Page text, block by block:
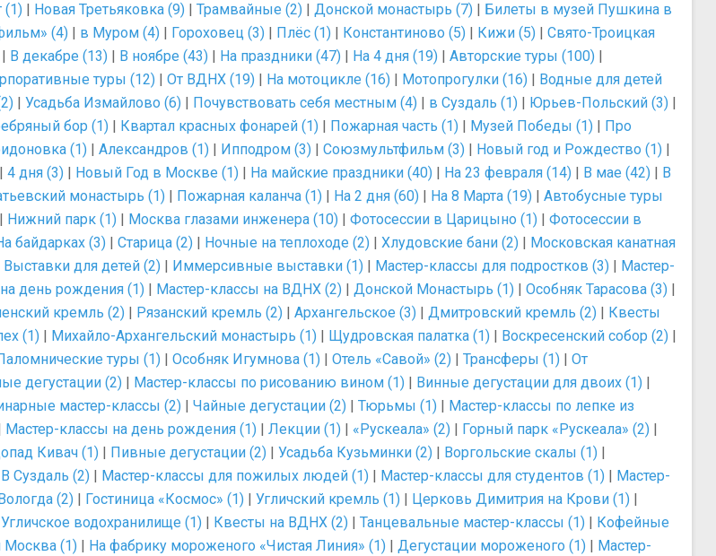
(1) | Новая Третьяковка (9) | Трамвайные (2) | Донской монастырь (7) | Билеты в музей Пушкина в
(4) | в Муром (4) | Гороховец (3) | Плёс (1) | Константиново (5) | Кижи (5) | Свято-Троицкая
| В декабре (13) | В ноябре (43) | На праздники (47) | На 4 дня (19) | Авторские туры (100) |
туры (12) | От ВДНХ (19) | На мотоцикле (16) | Мотопрогулки (16) | Водные для детей
| Усадьба Измайлово (6) | Почувствовать себя местным (4) | в Суздаль (1) | Юрьев-Польский (3) |
бор (1) | Квартал красных фонарей (1) | Пожарная часть (1) | Музей Победы (1) | Про
(1) | Александров (1) | Ипподром (3) | Союзмультфильм (3) | Новый год и Рождество (1) |
| 4 дня (3) | Новый Год в Москве (1) | На майские праздники (40) | На 23 февраля (14) | В мае (42) | В
монастырь (1) | Пожарная каланча (1) | На 2 дня (60) | На 8 Марта (19) | Автобусные туры
| Нижний парк (1) | Москва глазами инженера (10) | Фотосессии в Царицыно (1) | Фотосессии в
байдарках (3) | Старица (2) | Ночные на теплоходе (2) | Хлудовские бани (2) | Московская канатная
Выставки для детей (2) | Иммерсивные выставки (1) | Мастер-классы для подростков (3) | Мастер-
день рождения (1) | Мастер-классы на ВДНХ (2) | Донской Монастырь (1) | Особняк Тарасова (3) |
кремль (2) | Рязанский кремль (2) | Архангельское (3) | Дмитровский кремль (2) | Квесты
(1) | Михайло-Архангельский монастырь (1) | Щудровская палатка (1) | Воскресенский собор (2) |
туры (1) | Особняк Игумнова (1) | Отель «Савой» (2) | Трансферы (1) | От
дегустации (2) | Мастер-классы по рисованию вином (1) | Винные дегустации для двоих (1) |
мастер-классы (2) | Чайные дегустации (2) | Тюрьмы (1) | Мастер-классы по лепке из
Мастер-классы на день рождения (1) | Лекции (1) | «Рускеала» (2) | Горный парк «Рускеала» (2) |
Кивач (1) | Пивные дегустации (2) | Усадьба Кузьминки (2) | Воргольские скалы (1) |
В Суздаль (2) | Мастер-классы для пожилых людей (1) | Мастер-классы для студентов (1) | Мастер-
(2) | Гостиница «Космос» (1) | Угличский кремль (1) | Церковь Димитрия на Крови (1) |
Угличское водохранилище (1) | Квесты на ВДНХ (2) | Танцевальные мастер-классы (1) | Кофейные
Москва (1) | На фабрику мороженого «Чистая Линия» (1) | Дегустации мороженого (1) | Мастер-